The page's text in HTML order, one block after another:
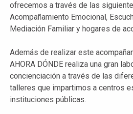
ofrecemos a través de las
Acompañamiento Emocional,
Mediación Familiar y hogares de
Además de realizar este
AHORA DÓNDE realiza una gran
concienciación a través de las
talleres que impartimos a centros
instituciones públicas.